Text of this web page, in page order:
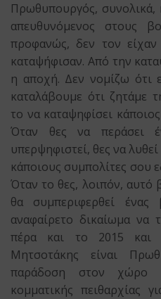
Πρωθυπουργός,
απευθυνόμενος στους
προφανώς, δεν τον
καταψήφισαν. Από την
η αποχή. Δεν νομίζω ότι
καταλάβουμε ότι ζητάμε
το να καταψηφίσει
Όταν θες να περάσει
υπερψηφιστεί, θες να
κάποιους συμπολίτες σου
Όταν το θες, λοιπόν, αυτό
θα συμπεριφερθεί
αναφαίρετο δικαίωμα να
πέρα και το 2015
Μητσοτάκης είναι
παράδοση στον χώρο
κομματικής πειθαρχίας